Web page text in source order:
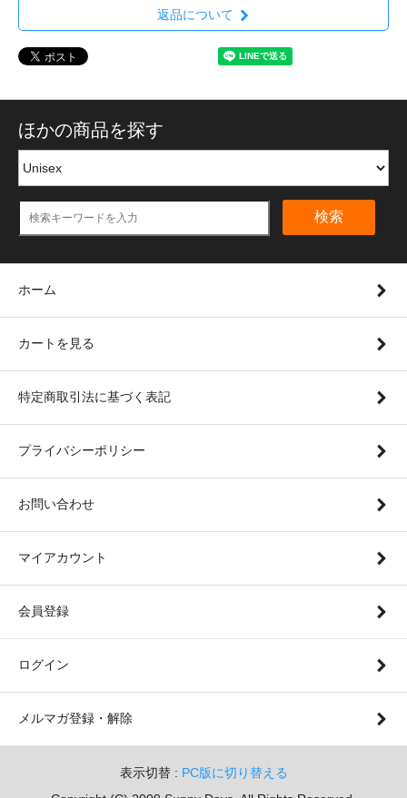
返品について
ほかの商品を探す
検索
ホーム
カートを見る
特定商取引法に基づく表記
プライバシーポリシー
お問い合わせ
マイアカウント
会員登録
ログイン
メルマガ登録・解除
表示切替 : PC版に切り替える